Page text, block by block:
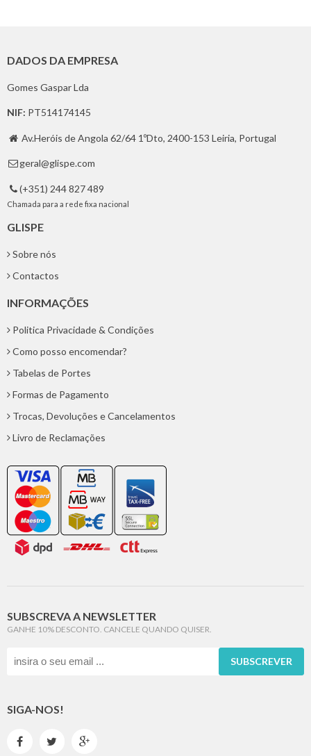
DADOS DA EMPRESA
Gomes Gaspar Lda
NIF: PT514174145
 Av.Heróis de Angola 62/64 1ºDto, 2400-153 Leiria, Portugal
 geral@glispe.com
 (+351) 244 827 489
Chamada para a rede fixa nacional
GLISPE
Sobre nós
Contactos
INFORMAÇÕES
Politica Privacidade & Condições
Como posso encomendar?
Tabelas de Portes
Formas de Pagamento
Trocas, Devoluções e Cancelamentos
Livro de Reclamações
SUBSCREVA A NEWSLETTER
GANHE 10% DESCONTO. CANCELE QUANDO QUISER.
SUBSCREVER
SIGA-NOS!
  